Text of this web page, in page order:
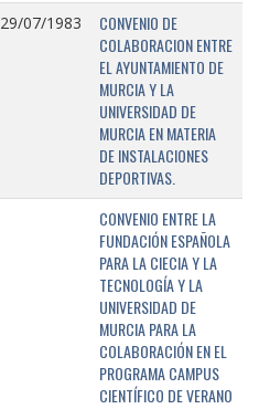
29/07/1983
CONVENIO DE
COLABORACION ENTRE
EL AYUNTAMIENTO DE
MURCIA Y LA
UNIVERSIDAD DE
MURCIA EN MATERIA
DE INSTALACIONES
DEPORTIVAS.
CONVENIO ENTRE LA
FUNDACIÓN ESPAÑOLA
PARA LA CIECIA Y LA
TECNOLOGÍA Y LA
UNIVERSIDAD DE
MURCIA PARA LA
COLABORACIÓN EN EL
PROGRAMA CAMPUS
CIENTÍFICO DE VERANO